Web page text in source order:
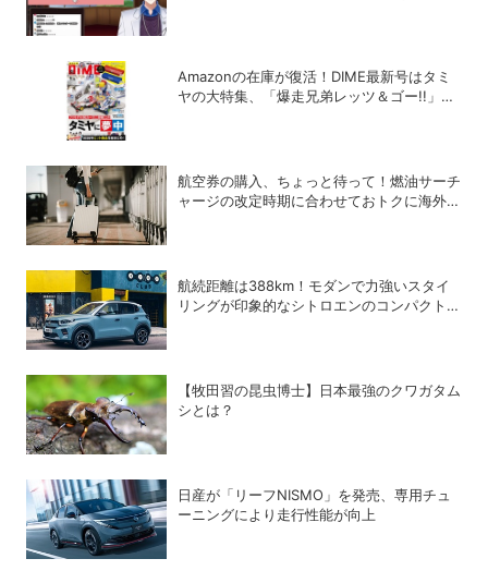
Amazonの在庫が復活！DIME最新号はタミ
ヤの大特集、「爆走兄弟レッツ＆ゴー!!」の
航空券の購入、ちょっと待って！燃油サーチ
ャージの改定時期に合わせておトクに海外航
航続距離は388km！モダンで力強いスタイ
リングが印象的なシトロエンのコンパクト
【牧田習の昆虫博士】日本最強のクワガタム
シとは？
日産が「リーフNISMO」を発売、専用チュ
ーニングにより走行性能が向上